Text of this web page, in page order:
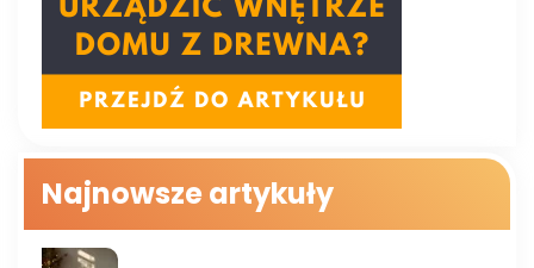
Najnowsze artykuły